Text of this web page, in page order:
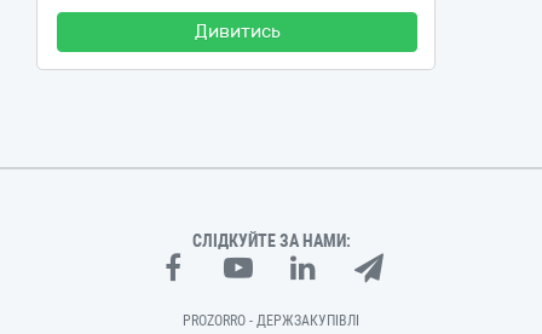
Дивитись
СЛІДКУЙТЕ ЗА НАМИ:
PROZORRO - ДЕРЖЗАКУПІВЛІ